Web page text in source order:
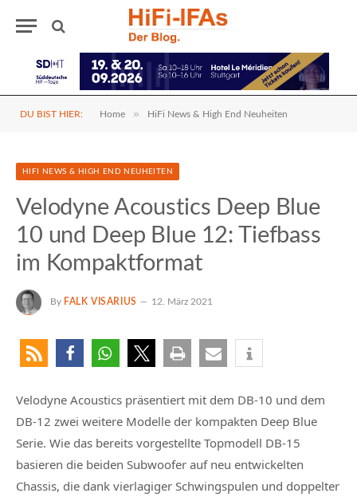
DU BIST HIER: Home » HiFi News & High End Neuheiten
HIFI NEWS & HIGH END NEUHEITEN
Velodyne Acoustics Deep Blue
10 und Deep Blue 12: Tiefbass
im Kompaktformat
By FALK VISARIUS 12. März 2021
Velodyne Acoustics präsentiert mit dem DB-10 und dem
DB-12 zwei weitere Modelle der kompakten Deep Blue
Serie. Wie das bereits vorgestellte Topmodell DB-15
basieren die beiden Subwoofer auf neu entwickelten
Chassis, die dank vierlagiger Schwingspulen und doppelter